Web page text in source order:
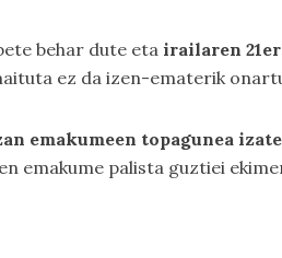
behar dute eta irailaren
ez da izen-ematerik
emakumeen topagunea
emakume palista guztiei